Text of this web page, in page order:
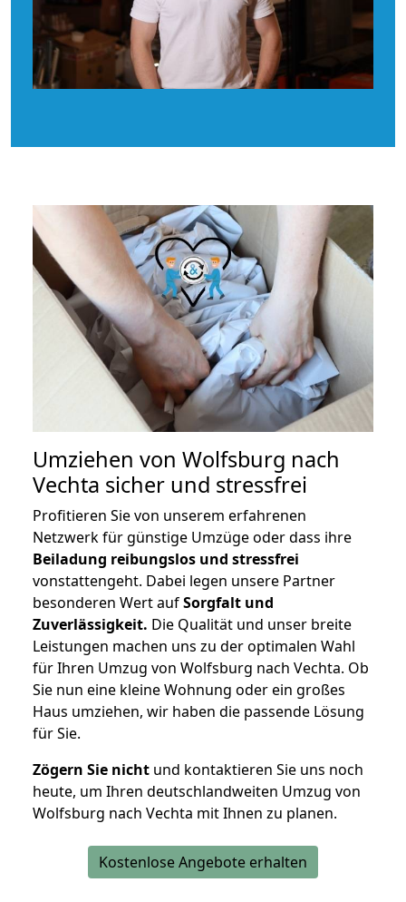
Umziehen von Wolfsburg nach
Vechta sicher und stressfrei
Profitieren Sie von unserem erfahrenen
Netzwerk für günstige Umzüge oder dass ihre
Beiladung reibungslos und stressfrei
vonstattengeht. Dabei legen unsere Partner
besonderen Wert aufSorgfalt und
Zuverlässigkeit. Die Qualität und unser breite
Leistungen machen uns zu der optimalen Wahl
für Ihren Umzug von Wolfsburg nach Vechta. Ob
Sie nun eine kleine Wohnung oder ein großes
Haus umziehen, wir haben die passende Lösung
für Sie.
Zögern Sie nicht und kontaktieren Sie uns noch
heute, um Ihren deutschlandweiten Umzug von
Wolfsburg nach Vechta mit Ihnen zu planen.
Kostenlose Angebote erhalten